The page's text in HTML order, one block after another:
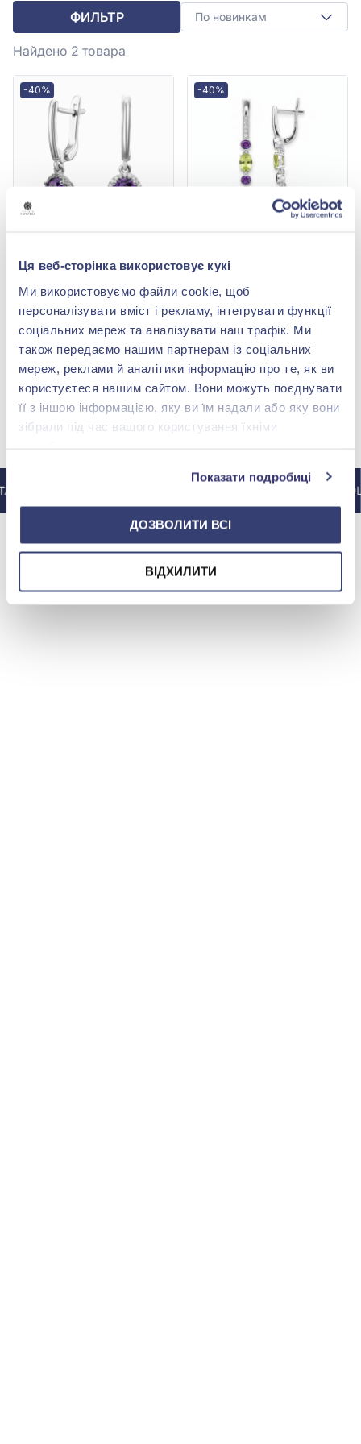
Ця веб-сторінка використовує кукі
Ми використовуємо файли cookie, щоб
персоналізувати вміст і рекламу, інтегрувати функції
соціальних мереж та аналізувати наш трафік. Ми
також передаємо нашим партнерам із соціальних
мереж, реклами й аналітики інформацію про те, як ви
користуєтеся нашим сайтом. Вони можуть поєднувати
її з іншою інформацією, яку ви їм надали або яку вони
зібрали під час вашого користування їхніми
Показати подробиці
ДОЗВОЛИТИ ВСІ
ВІДХИЛИТИ
ФИЛЬТР По новинкам
Найдено 2 товара
-40%
серебра 925° с
цирконием и
фиолетовым аметистом,
арт. 2530/1р-АМЕТ
9 637,00 грн
5 782,20 грн
(арт. 2530/1р-АМЕТ)
Купить
-40%
серебра 925° с зелёным
фиолетовым аметистом,
арт. 2283/1p-AMEPR
12 111,00 грн
7 266,60 грн
(арт. 2283/1p-AMEPR)
Купить
МЫ В INSTAGRAM
@ZOLOTAKOROLEVA В ИНСТАГРАМ